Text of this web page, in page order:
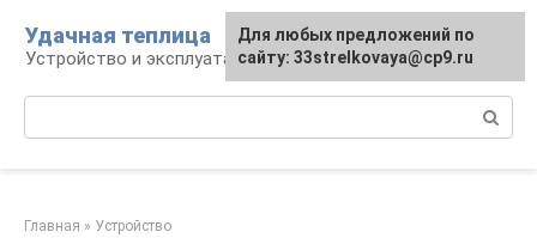
контенту
Удачная теплица
Устройство и эксплуатация теплиц
Главная » Устройство
Для любых предложений по
сайту: 33strelkovaya@cp9.ru